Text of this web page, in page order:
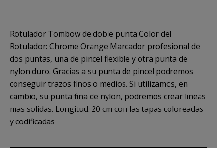
Rotulador Tombow de doble punta Color del
Rotulador: Chrome Orange Marcador profesional de
dos puntas, una de pincel flexible y otra punta de
nylon duro. Gracias a su punta de pincel podremos
conseguir trazos finos o medios. Si utilizamos, en
cambio, su punta fina de nylon, podremos crear lineas
mas solidas. Longitud: 20 cm con las tapas coloreadas
y codificadas